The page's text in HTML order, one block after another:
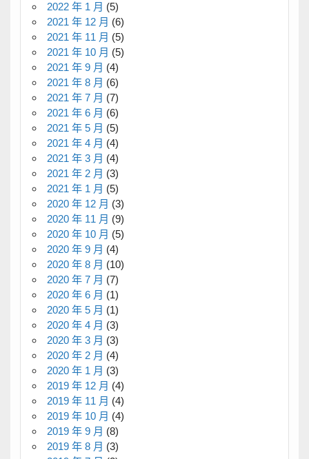
2022 年 1 月 (5)
2021 年 12 月 (6)
2021 年 11 月 (5)
2021 年 10 月 (5)
2021 年 9 月 (4)
2021 年 8 月 (6)
2021 年 7 月 (7)
2021 年 6 月 (6)
2021 年 5 月 (5)
2021 年 4 月 (4)
2021 年 3 月 (4)
2021 年 2 月 (3)
2021 年 1 月 (5)
2020 年 12 月 (3)
2020 年 11 月 (9)
2020 年 10 月 (5)
2020 年 9 月 (4)
2020 年 8 月 (10)
2020 年 7 月 (7)
2020 年 6 月 (1)
2020 年 5 月 (1)
2020 年 4 月 (3)
2020 年 3 月 (3)
2020 年 2 月 (4)
2020 年 1 月 (3)
2019 年 12 月 (4)
2019 年 11 月 (4)
2019 年 10 月 (4)
2019 年 9 月 (8)
2019 年 8 月 (3)